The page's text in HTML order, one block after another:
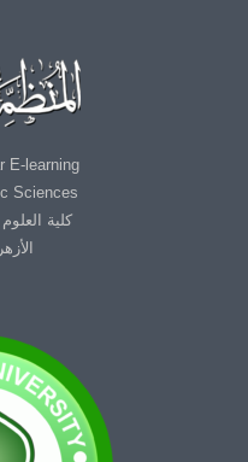
learning ]
Sciences
كلية